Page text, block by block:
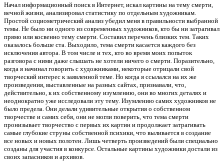
Начал информационный поиск в Интернет, искал картины на тему смерти,
вечной жизни, анализировал статистику по отдельным художникам.
Простой социометрический анализ убедил меня в правильности выбранной
темы. Не было ни одного из современных художников, кто бы ни затрагивал
прямо или косвенно тему смерти. Составил перечень близких тем. Таких
оказалось больше ста. Выходило, тема смерти касается каждого без
исключения автора. В том числе и тех, кто во время моих попыток
разговора с ними даже слышать не хотели ничего о смерти. Поразительно,
когда я начинал говорить с художниками, некоторые отрицали свой
творческий интерес к заявленной теме. Но когда я ссылался на их же
произведения, выставленные на разных сайтах, признавали, что,
действительно, к их собственному изумлению, они во многих деталях и
неоднократно уже исследовали эту тему. Изумлению самих художников не
было предела. Они делали удивительные открытия о собственном
творчестве и самих себя, они не могли поверить, что тема смерти
пронизывает творчество с первых их картин и продолжает затрагивать
самые глубокие струны собственной психики, что выливается в создание
все новых и новых полотен. Лишь четверть произведений были специально
созданы для участия в конкурсе. Остальные картины художники достали из
своих запасников и архивов.